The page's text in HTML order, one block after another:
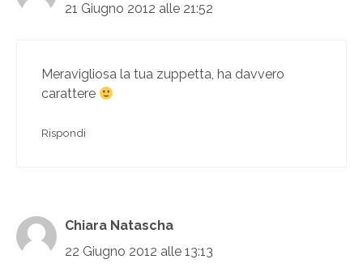
21 Giugno 2012 alle 21:52
Meravigliosa la tua zuppetta, ha davvero
carattere
Rispondi
Chiara Natascha
22 Giugno 2012 alle 13:13